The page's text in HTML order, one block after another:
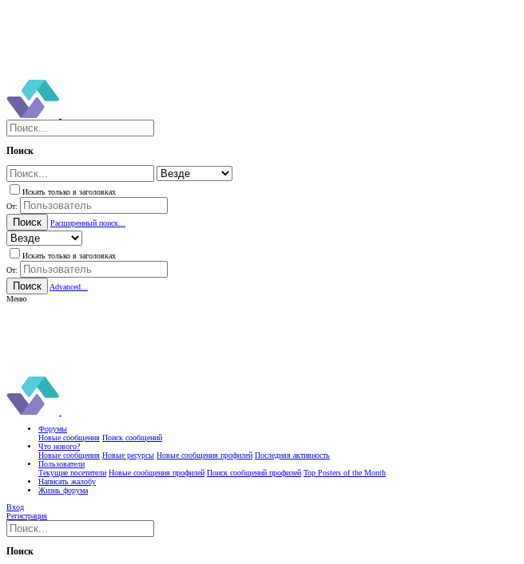
Поиск
Искать только в заголовках
От:
Поиск Расширенный поиск...
Искать только в заголовках
От:
Поиск
Advanced...
Меню
Форумы
Новые сообщения Поиск сообщений
Что нового?
Новые сообщения Новые ресурсы Новые сообщения профилей Последняя активность
Пользователи
Текущие посетители Новые сообщения профилей Поиск сообщений профилей Top Posters of the Month
Написать жалобу
Жизнь форума
Вход
Регистрация
Поиск